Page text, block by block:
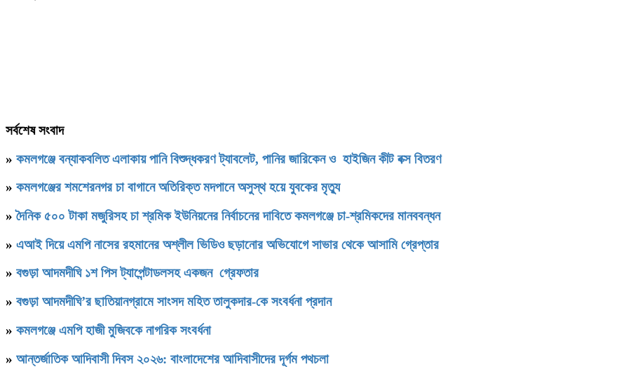
সর্বশেষ সংবাদ
» কমলগঞ্জে বন্যাকবলিত এলাকায় পানি বিশুদ্ধকরণ ট্যাবলেট, পানির জারিকেন ও হাইজিন কীট বক্স বিতরণ
» কমলগঞ্জের শমশেরনগর চা বাগানে অতিরিক্ত মদপানে অসুস্থ হয়ে যুবকের মৃত্যু
»দৈনিক ৫০০ টাকা মজুরিসহ চা শ্রমিক ইউনিয়নের নির্বাচনের দাবিতে কমলগঞ্জে চা-শ্রমিকদের মানববন্ধন
» এআই দিয়ে এমপি নাসের রহমানের অশ্লীল ভিডিও ছড়ানোর অভিযোগে সাভার থেকে আসামি গ্রেপ্তার
» বগুড়া আদমদীঘি ১শ পিস ট্যাপেন্টাডলসহ একজন গ্রেফতার
» বগুড়া আদমদীঘি’র ছাতিয়ানগ্রামে সাংসদ মহিত তালুকদার-কে সংবর্ধনা প্রদান
» কমলগঞ্জে এমপি হাজী মুজিবকে নাগরিক সংবর্ধনা
» আন্তর্জাতিক আদিবাসী দিবস ২০২৬: বাংলাদেশের আদিবাসীদের দূর্গম পথচলা